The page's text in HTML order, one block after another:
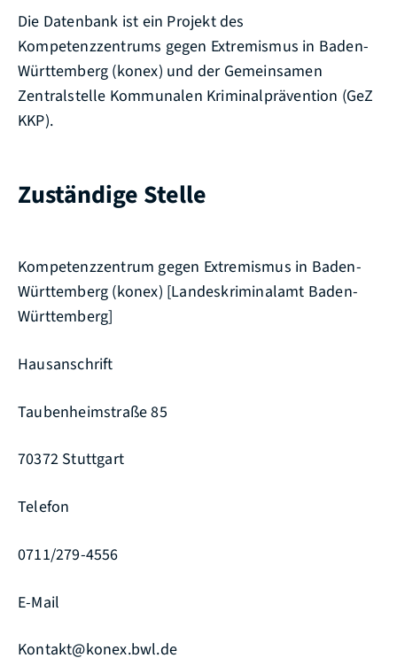
Die Datenbank ist ein Projekt des
Kompetenzzentrums gegen Extremismus in Baden-
Württemberg (konex) und der Gemeinsamen
Zentralstelle Kommunalen Kriminalprävention (GeZ
KKP).
Zuständige Stelle
Kompetenzzentrum gegen Extremismus in Baden-
Württemberg (konex) [Landeskriminalamt Baden-
Württemberg]
Hausanschrift
Taubenheimstraße 85
70372 Stuttgart
Telefon
0711/279-4556
E-Mail
Kontakt@konex.bwl.de